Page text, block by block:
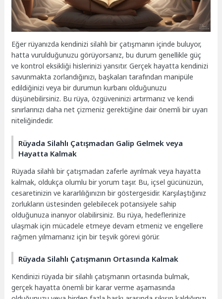
Eğer rüyanızda kendinizi silahlı bir çatışmanın içinde buluyor,
hatta vurulduğunuzu görüyorsanız, bu durum genellikle güç
ve kontrol eksikliği hislerinizi yansıtır. Gerçek hayatta kendinizi
savunmakta zorlandığınızı, başkaları tarafından manipüle
edildiğinizi veya bir durumun kurbanı olduğunuzu
düşünebilirsiniz. Bu rüya, özgüveninizi artırmanız ve kendi
sınırlarınızı daha net çizmeniz gerektiğine dair önemli bir uyarı
niteliğindedir.
Rüyada Silahlı Çatışmadan Galip Gelmek veya
Hayatta Kalmak
Rüyada silahlı bir çatışmadan zaferle ayrılmak veya hayatta
kalmak, oldukça olumlu bir yorum taşır. Bu, içsel gücünüzün,
cesaretinizin ve kararlılığınızın bir göstergesidir. Karşılaştığınız
zorlukların üstesinden gelebilecek potansiyele sahip
olduğunuza inanıyor olabilirsiniz. Bu rüya, hedeflerinize
ulaşmak için mücadele etmeye devam etmeniz ve engellere
rağmen yılmamanız için bir teşvik görevi görür.
Rüyada Silahlı Çatışmanın Ortasında Kalmak
Kendinizi rüyada bir silahlı çatışmanın ortasında bulmak,
gerçek hayatta önemli bir karar verme aşamasında